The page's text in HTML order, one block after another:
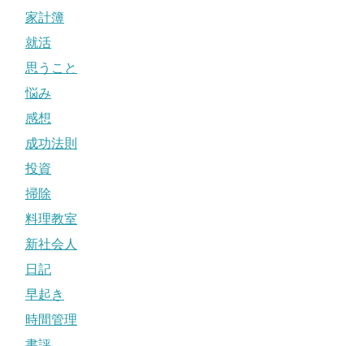
家計簿
就活
思うこと
悩み
感想
成功法則
投資
掃除
料理教室
新社会人
日記
早起き
時間管理